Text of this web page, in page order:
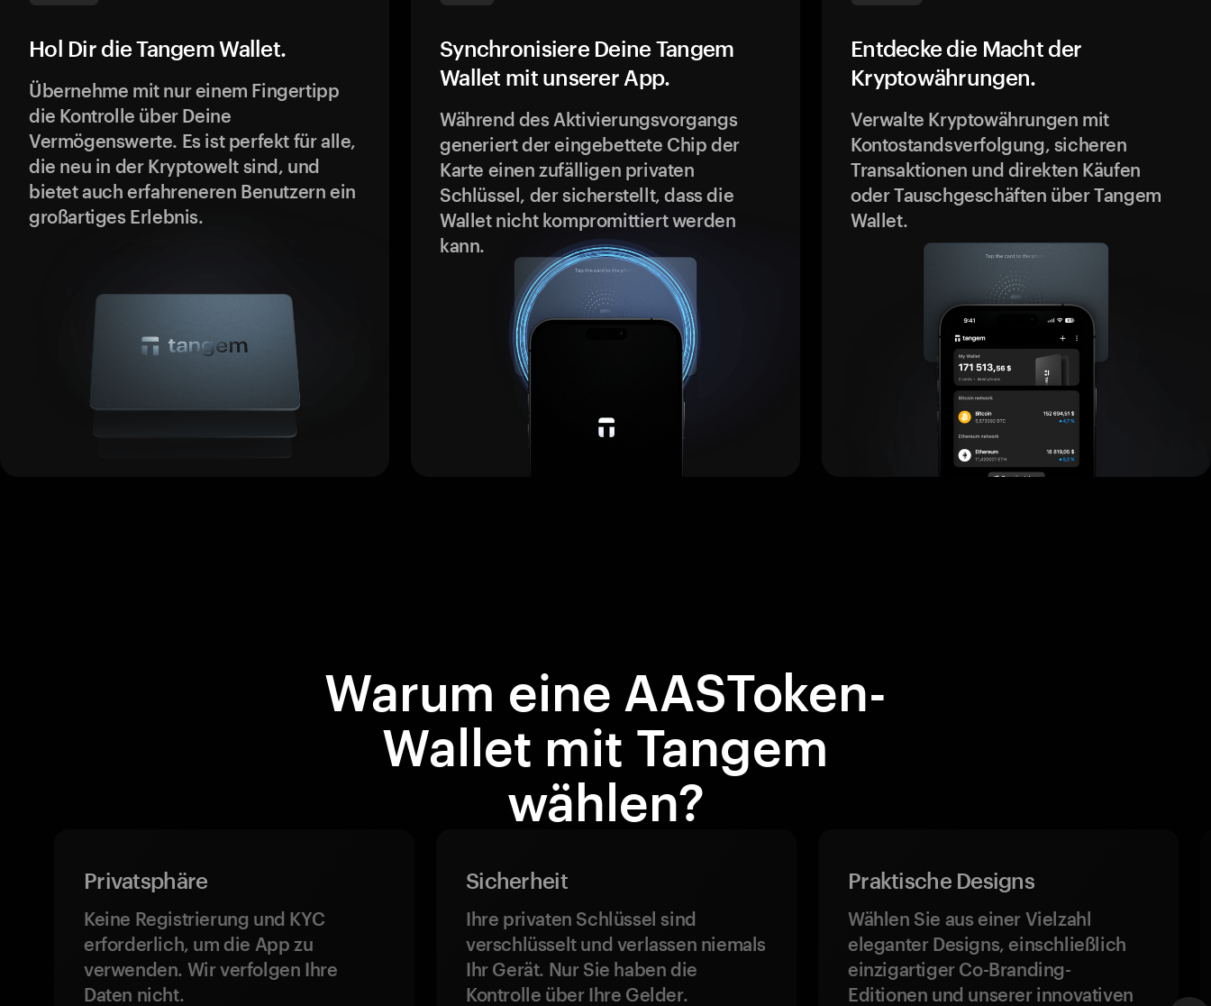
Hol Dir die Tangem Wallet.
Übernehme mit nur einem Fingertipp
die Kontrolle über Deine
Vermögenswerte. Es ist perfekt für alle,
die neu in der Kryptowelt sind, und
bietet auch erfahreneren Benutzern ein
großartiges Erlebnis.
Synchronisiere Deine Tangem
Wallet mit unserer App.
Während des Aktivierungsvorgangs
generiert der eingebettete Chip der
Karte einen zufälligen privaten
Schlüssel, der sicherstellt, dass die
Wallet nicht kompromittiert werden
kann.
Entdecke die Macht der
Kryptowährungen.
Verwalte Kryptowährungen mit
Kontostandsverfolgung, sicheren
Transaktionen und direkten Käufen
oder Tauschgeschäften über Tangem
Wallet.
Warum eine AASToken-
Wallet mit Tangem
wählen?
Privatsphäre
Keine Registrierung und KYC
erforderlich, um die App zu
verwenden. Wir verfolgen Ihre
Daten nicht.
Sicherheit
Ihre privaten Schlüssel sind
verschlüsselt und verlassen niemals
Ihr Gerät. Nur Sie haben die
Kontrolle über Ihre Gelder.
Praktische Designs
Wählen Sie aus einer Vielzahl
eleganter Designs, einschließlich
einzigartiger Co-Branding-
Editionen und unserer innovativen